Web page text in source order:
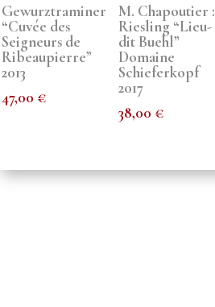
Gewurztraminer
“Cuvée des
Seigneurs de
Ribeaupierre”
2013
47,00 €
M. Chapoutier :
Riesling “Lieu-
dit Buehl”
Domaine
Schieferkopf
2017
38,00 €